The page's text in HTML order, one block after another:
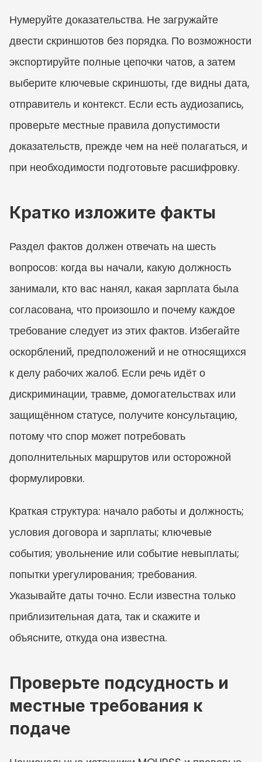
Нумеруйте доказательства. Не загружайте
двести скриншотов без порядка. По возможности
экспортируйте полные цепочки чатов, а затем
выберите ключевые скриншоты, где видны дата,
отправитель и контекст. Если есть аудиозапись,
проверьте местные правила допустимости
доказательств, прежде чем на неё полагаться, и
при необходимости подготовьте расшифровку.
Кратко изложите факты
Раздел фактов должен отвечать на шесть
вопросов: когда вы начали, какую должность
занимали, кто вас нанял, какая зарплата была
согласована, что произошло и почему каждое
требование следует из этих фактов. Избегайте
оскорблений, предположений и не относящихся
к делу рабочих жалоб. Если речь идёт о
дискриминации, травме, домогательствах или
защищённом статусе, получите консультацию,
потому что спор может потребовать
дополнительных маршрутов или осторожной
формулировки.
Краткая структура: начало работы и должность;
условия договора и зарплаты; ключевые
события; увольнение или событие невыплаты;
попытки урегулирования; требования.
Указывайте даты точно. Если известна только
приблизительная дата, так и скажите и
объясните, откуда она известна.
Проверьте подсудность и
местные требования к
подаче